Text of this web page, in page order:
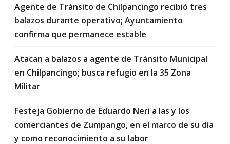
Agente de Tránsito de Chilpancingo recibió tres
balazos durante operativo; Ayuntamiento
confirma que permanece estable
Atacan a balazos a agente de Tránsito Municipal
en Chilpancingo; busca refugio en la 35 Zona
Militar
Festeja Gobierno de Eduardo Neri a las y los
comerciantes de Zumpango, en el marco de su día
y como reconocimiento a su labor